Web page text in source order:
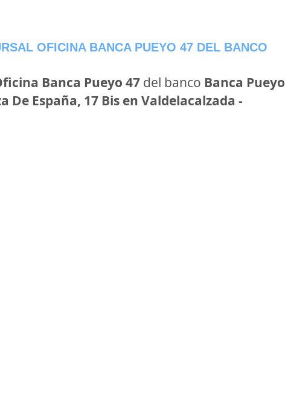
OFICINA BANCA PUEYO 47 DEL BANCO
Banca Pueyo 47 del banco Banca Pueyo
De España, 17 Bis en Valdelacalzada -